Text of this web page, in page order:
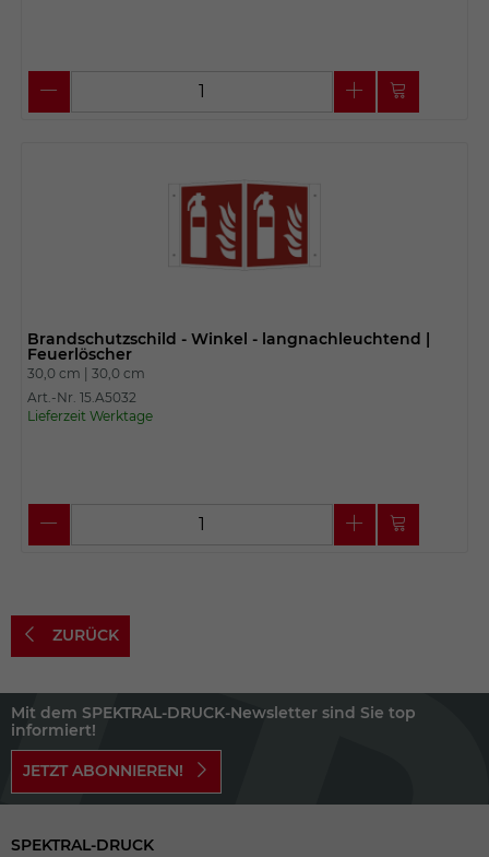
Brandschutzschild - Winkel - langnachleuchtend |
Feuerlöscher
30,0 cm | 30,0 cm
Art.-Nr. 15.A5032
Lieferzeit Werktage
ZURÜCK
Mit dem SPEKTRAL-DRUCK-Newsletter sind Sie top
informiert!
JETZT ABONNIEREN!
SPEKTRAL-DRUCK